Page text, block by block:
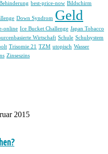
best-price-now Bildschirm
Down Syndrom Geld
online Ice Bucket Challenge Japan Tobacco
Wirtschaft Schule Schulsystem
Trisomie 21 TZM utopisch Wasser
Zinseszins
2015